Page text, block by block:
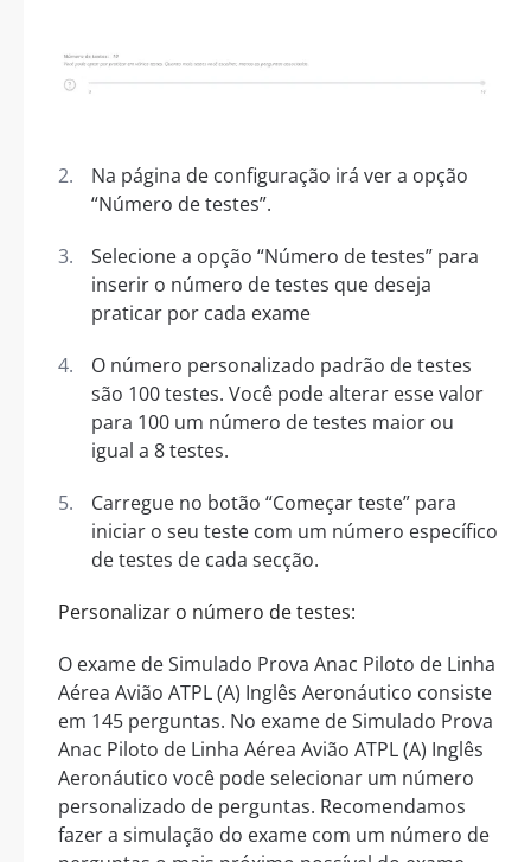
Na página de configuração irá ver a opção
“Número de testes”.
Selecione a opção “Número de testes” para
inserir o número de testes que deseja
praticar por cada exame
O número personalizado padrão de testes
são 100 testes. Você pode alterar esse valor
para 100 um número de testes maior ou
igual a 8 testes.
Carregue no botão “Começar teste” para
iniciar o seu teste com um número específico
de testes de cada secção.
Personalizar o número de testes:
O exame de Simulado Prova Anac Piloto de Linha
Aérea Avião ATPL (A) Inglês Aeronáutico consiste
em 145 perguntas. No exame de Simulado Prova
Anac Piloto de Linha Aérea Avião ATPL (A) Inglês
Aeronáutico você pode selecionar um número
personalizado de perguntas. Recomendamos
fazer a simulação do exame com um número de